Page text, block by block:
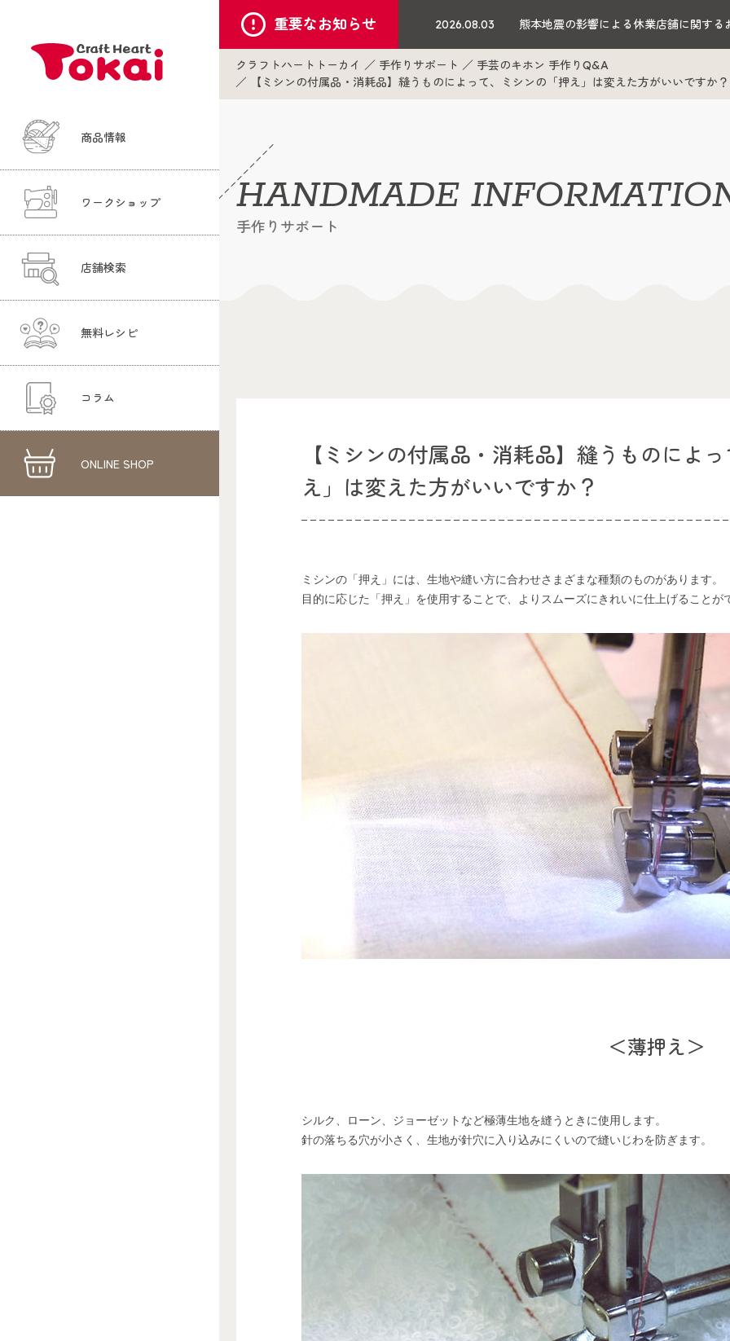
商品情報
ワークショップ
店舗検索
無料レシピ
コラム
ONLINE SHOP
重要なお知らせ 2026.08.03 熊本地震の影響による休業店舗に関する
クラフトハートトーカイ 手作りサポート
手芸のキホン 手作りQ&A
【ミシンの付属品・消耗品】縫うものによって、ミシンの「押え」は変えた方がいいですか？
HANDMADE
手作りサポート
【ミシンの付属品・消耗品】縫うものによ
え」は変えた方がいいですか？
ミシンの「押え」には、生地や縫い方に合わせさまざまな種類のものがあります。
目的に応じた「押え」を使用することで、よりスムーズにきれいに仕上げることが
＜薄押え＞
シルク、ローン、ジョーゼットなど極薄生地を縫うときに使用します。
針の落ちる穴が小さく、生地が針穴に入り込みにくいので縫いじわを防ぎます。